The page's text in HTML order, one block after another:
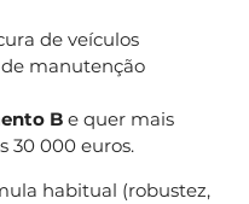
de veículos
manutenção
B e quer mais
30 000 euros.
habitual (robustez,